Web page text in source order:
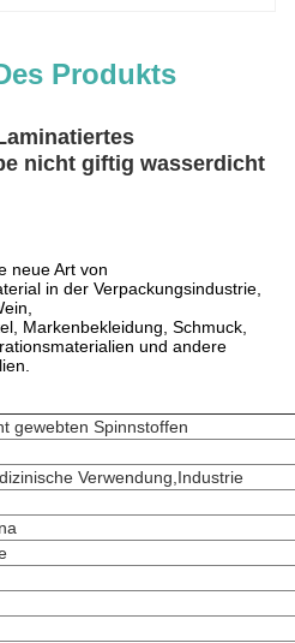
Produkts
nicht giftig wasserdicht
neue Art von
in der Verpackungsindustrie,
Markenbekleidung, Schmuck,
und andere
gewebten Spinnstoffen
Verwendung,Industrie